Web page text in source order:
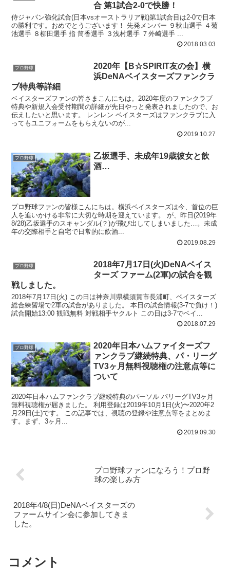
合 第1試合2-0で快勝！
侍ジャパン強化試合(日本vsオーストラリア戦)第1試合目は2-0で日本
の勝利です。おめでとうございます！ 先発メンバー ９秋山選手 ４菊
池選手 ８柳田選手 指 筒香選手 ３浅村選手 ７外崎選手 ...
2018.03.03
プロ野球
2020年【B☆SPIRIT友の会】横
浜DeNAベイスターズファンクラ
ブ特典等詳細
ベイスターズファンの皆さまこんにちは。2020年度のファンクラブ
特典や新規入会受付期間の詳細が先日やっと発表されましたので、お
伝えしたいと思います。 レンレン ベイスターズはファンクラブに入
ってもユニフォームをもらえないのが...
2019.10.27
プロ野球
乙坂選手、未成年19歳彼女と飲
酒…
プロ野球ファンの皆様こんにちは。横浜ベイスターズは今、首位の巨
人を追いかける非常に大切な時期を迎えています。 が、昨日(2019年
8/28)乙坂選手のスキャンダル(？)が飛び出してしまいました…。未成
年の交際相手と自宅で日常的に飲酒...
2019.08.29
プロ野球
2018年7月17日(火)DeNAベイス
ターズ ファーム(2軍)の試合を観
戦しました。
2018年7月17日(火) この日は神奈川県横須賀市長浦町、ベイスターズ
総合練習場で2軍の試合がありました。 本日の試合情報(3-7で負け！)
試合開始13:00 観戦無料 対戦相手ヤクルト この日は3-7でベイ...
2018.07.29
プロ野球
2020年日本ハムファイターズフ
ァンクラブ継続特典、パ・リーグ
TV3ヶ月無料視聴権の注意点等に
ついて
2020年日本ハムファンクラブ継続特典のパーソル パリーグTV3ヶ月
無料視聴権が届きました。 利用登録は2019年10月1日(火)〜2020年2
月29日(土)です。 この記事では、視聴の登録や注意点等をまとめま
す。まず、3ヶ月...
2019.09.30
プロ野球ファンになろう！プロ野
球の楽しみ方
2018年4/8(日)DeNAベイスターズの
ファームサイン会に参加してきま
した。
コメント